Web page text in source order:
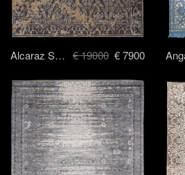
Alcaraz Sky - 250 x 300 cm € 19000 € 7900